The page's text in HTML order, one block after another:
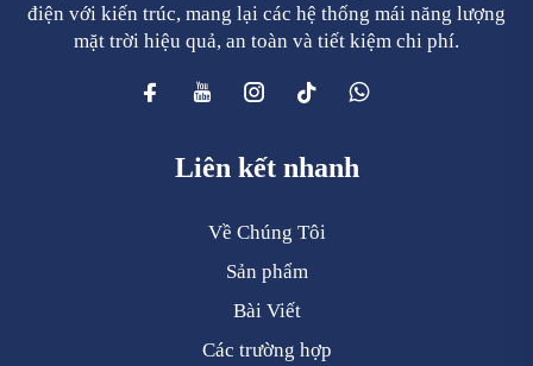
điện với kiến trúc, mang lại các hệ thống mái năng lượng
mặt trời hiệu quả, an toàn và tiết kiệm chi phí.
Liên kết nhanh
Về Chúng Tôi
Sản phẩm
Bài Viết
Các trường hợp